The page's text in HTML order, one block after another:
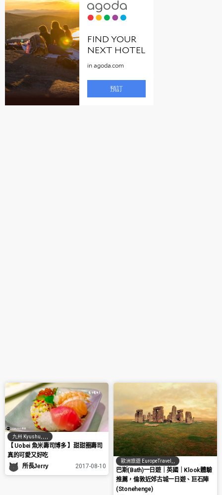
九州 Kyushu
【 Uobei 魚米壽司博多 】甜甜圈壽司
真的可愛又好吃
所長Jerry
2017-08-10
歐洲旅遊 EuropeTravel
巴斯(Bath)一日遊｜英國｜Klook體驗
推薦，倫敦近郊古城一日遊、巨石陣
(Stonehenge)